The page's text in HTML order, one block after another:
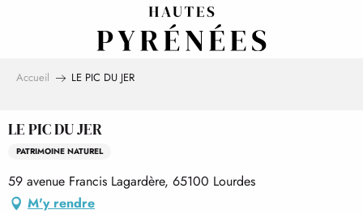
Accueil LE PIC DU JER
LE PIC DU JER
PATRIMOINE NATUREL
59 avenue Francis Lagardère, 65100 Lourdes
M'y rendre